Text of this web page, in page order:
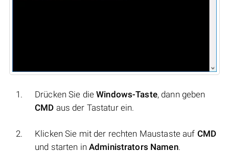
Drücken Sie dieWindows-Taste, dann geben
CMD aus der Tastatur ein.
Klicken Sie mit der rechten Maustaste auf CMD
und starten in Administrators Namen.